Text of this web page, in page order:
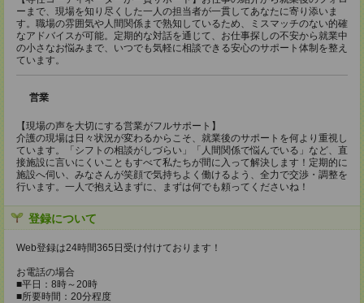
ーまで、現場を知り尽くした一人の担当者が一貫してあなたに寄り添いま
す。職場の雰囲気や人間関係まで熟知しているため、ミスマッチのない的確
なアドバイスが可能。定期的な対話を通じて、お仕事探しの不安から就業中
の小さなお悩みまで、いつでも気軽に相談できる安心のサポート体制を整え
ています。
営業
【現場の声を大切にする営業がフルサポート】
介護の現場は日々状況が変わるからこそ、就業後のサポートを何より重視し
ています。「シフトの相談がしづらい」「人間関係で悩んでいる」など、直
接施設に言いにくいこともすべて私たちが間に入って解決します！定期的に
施設へ伺い、みなさんが笑顔で気持ちよく働けるよう、全力で交渉・調整を
行います。一人で抱え込まずに、まずは何でも頼ってくださいね！
登録について
Web登録は24時間365日受け付けております！
お電話の場合
■平日：8時～20時
■所要時間：20分程度